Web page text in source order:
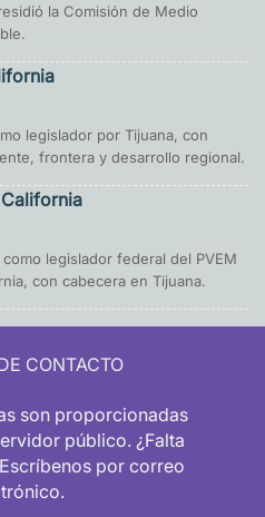
la Comisión de Medio
legislador por Tijuana, con
frontera y desarrollo regional.
legislador federal del PVEM
con cabecera en Tijuana.
CONTACTO
son proporcionadas
público. ¿Falta
por correo